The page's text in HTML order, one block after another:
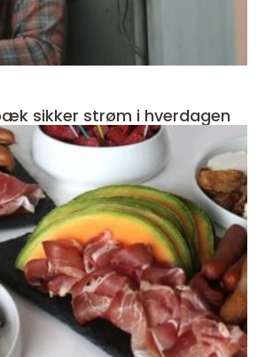
Elektriker vedbæk sikker strøm i hverdagen